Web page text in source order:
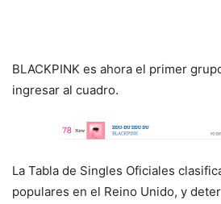
BLACKPINK es ahora el primer
ingresar al cuadro.
La Tabla de Singles Oficiales
populares en el Reino Unido, y